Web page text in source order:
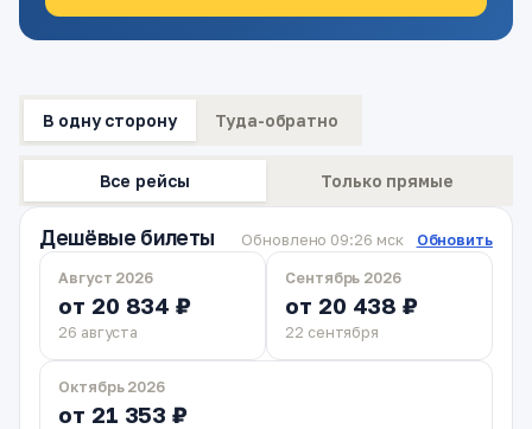
В одну сторону Туда-обратно
Все рейсы Только прямые
Дешёвые билеты Обновлено 09:26 мск Обновить
Август 2026
от 20 834 ₽
26 августа
Сентябрь 2026
от 20 438 ₽
22 сентября
Октябрь 2026
от 21 353 ₽